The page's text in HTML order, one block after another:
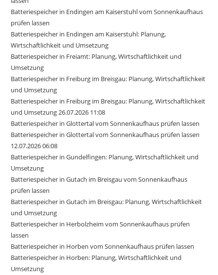
Batteriespeicher in Endingen am Kaiserstuhl vom Sonnenkaufhaus
prüfen lassen
Batteriespeicher in Endingen am Kaiserstuhl: Planung,
Wirtschaftlichkeit und Umsetzung
Batteriespeicher in Freiamt: Planung, Wirtschaftlichkeit und
Umsetzung
Batteriespeicher in Freiburg im Breisgau: Planung, Wirtschaftlichkeit
und Umsetzung
Batteriespeicher in Freiburg im Breisgau: Planung, Wirtschaftlichkeit
und Umsetzung 26.07.2026 11:08
Batteriespeicher in Glottertal vom Sonnenkaufhaus prüfen lassen
Batteriespeicher in Glottertal vom Sonnenkaufhaus prüfen lassen
12.07.2026 06:08
Batteriespeicher in Gundelfingen: Planung, Wirtschaftlichkeit und
Umsetzung
Batteriespeicher in Gutach im Breisgau vom Sonnenkaufhaus
prüfen lassen
Batteriespeicher in Gutach im Breisgau: Planung, Wirtschaftlichkeit
und Umsetzung
Batteriespeicher in Herbolzheim vom Sonnenkaufhaus prüfen
lassen
Batteriespeicher in Horben vom Sonnenkaufhaus prüfen lassen
Batteriespeicher in Horben: Planung, Wirtschaftlichkeit und
Umsetzung